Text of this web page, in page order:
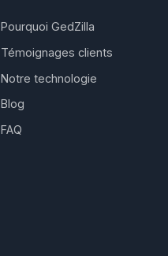
Pourquoi GedZilla
Témoignages clients
Notre technologie
Blog
FAQ